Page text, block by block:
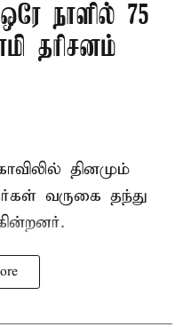
நாளில் 75
தரிசனம்
தினமும்
வருகை தந்து